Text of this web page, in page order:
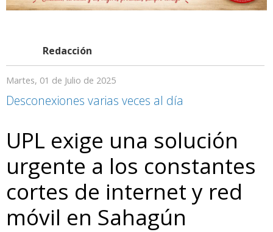
Redacción
Martes, 01 de Julio de 2025
Desconexiones varias veces al día
UPL exige una solución
urgente a los constantes
cortes de internet y red
móvil en Sahagún